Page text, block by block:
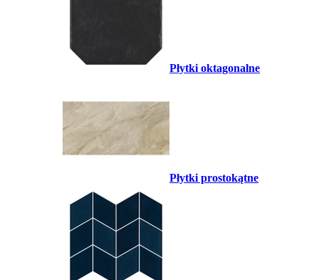
Płytki oktagonalne
Płytki prostokątne